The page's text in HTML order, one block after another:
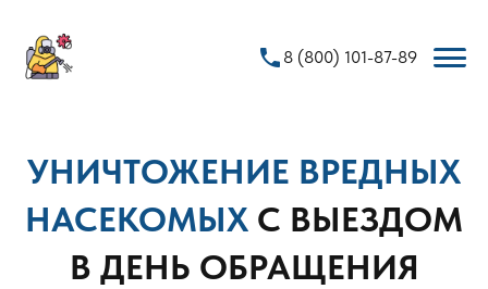
phone 8 (800) 101-87-89
УНИЧТОЖЕНИЕ ВРЕДНЫХ
НАСЕКОМЫХ С ВЫЕЗДОМ
В ДЕНЬ ОБРАЩЕНИЯ